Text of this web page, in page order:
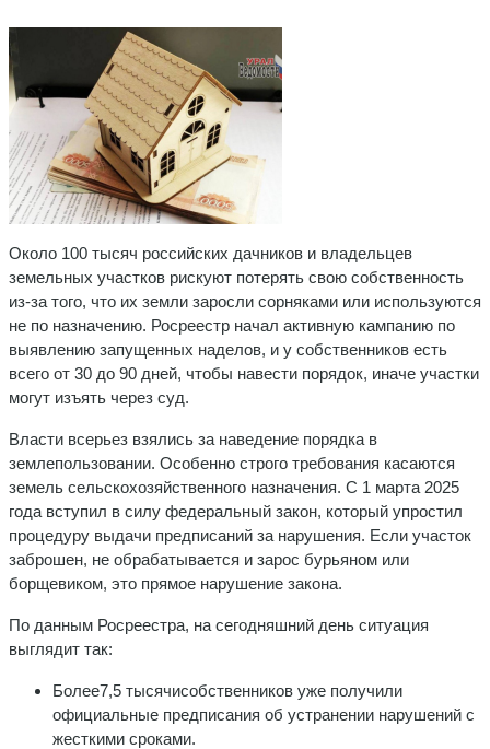
Около 100 тысяч российских дачников и владельцев
земельных участков рискуют потерять свою собственность
из-за того, что их земли заросли сорняками или используются
не по назначению. Росреестр начал активную кампанию по
выявлению запущенных наделов, и у собственников есть
всего от 30 до 90 дней, чтобы навести порядок, иначе участки
могут изъять через суд.
Власти всерьез взялись за наведение порядка в
землепользовании. Особенно строго требования касаются
земель сельскохозяйственного назначения. С 1 марта 2025
года вступил в силу федеральный закон, который упростил
процедуру выдачи предписаний за нарушения. Если участок
заброшен, не обрабатывается и зарос бурьяном или
борщевиком, это прямое нарушение закона.
По данным Росреестра, на сегодняшний день ситуация
выглядит так:
Более7,5 тысячисобственников уже получили
официальные предписания об устранении нарушений с
жесткими сроками.